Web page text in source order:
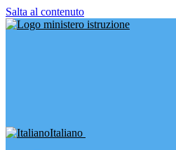
Salta al contenuto
Italiano